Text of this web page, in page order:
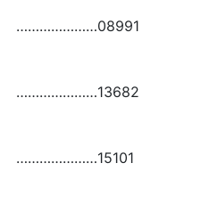
…………………08991
…………………13682
…………………15101